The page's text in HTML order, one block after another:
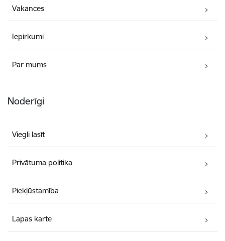
Vakances
Iepirkumi
Par mums
Noderīgi
Viegli lasīt
Privātuma politika
Piekļūstamība
Lapas karte